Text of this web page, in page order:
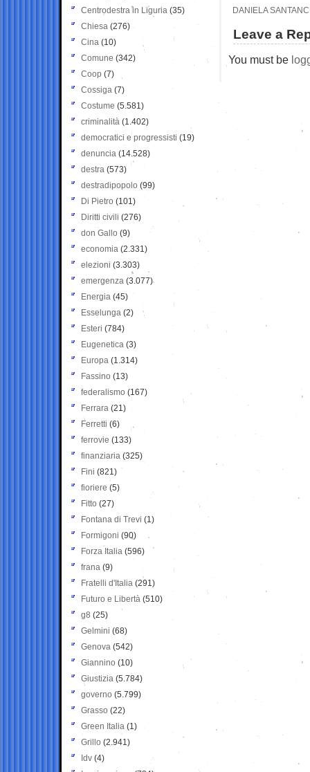
DANIELA
Leave a
You must be
Centrodestra in Liguria (35)
Chiesa (276)
Cina (10)
Comune (342)
Coop (7)
Cossiga (7)
Costume (5.581)
criminalità (1.402)
democratici e progressisti (19)
denuncia (14.528)
destra (573)
destradipopolo (99)
Di Pietro (101)
Diritti civili (276)
don Gallo (9)
economia (2.331)
elezioni (3.303)
emergenza (3.077)
Energia (45)
Esselunga (2)
Esteri (784)
Eugenetica (3)
Europa (1.314)
Fassino (13)
federalismo (167)
Ferrara (21)
Ferretti (6)
ferrovie (133)
finanziaria (325)
Fini (821)
fioriere (5)
Fitto (27)
Fontana di Trevi (1)
Formigoni (90)
Forza Italia (596)
frana (9)
Fratelli d'Italia (291)
Futuro e Libertà (510)
g8 (25)
Gelmini (68)
Genova (542)
Giannino (10)
Giustizia (5.784)
governo (5.799)
Grasso (22)
Green Italia (1)
Grillo (2.941)
Idv (4)